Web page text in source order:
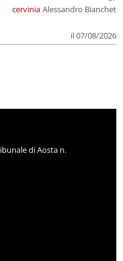
cervinia Alessandro Bianchet
il 07/08/2026
di Aosta n.